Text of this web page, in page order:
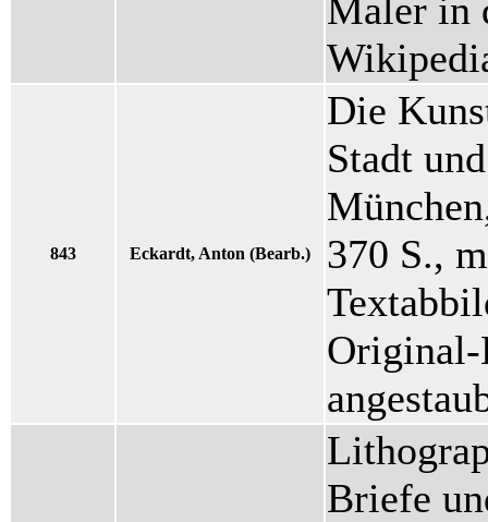
Maler in
843 Eckardt, Anton (Bearb.)
Die
Stadt
370 S.,
Original-
Briefe